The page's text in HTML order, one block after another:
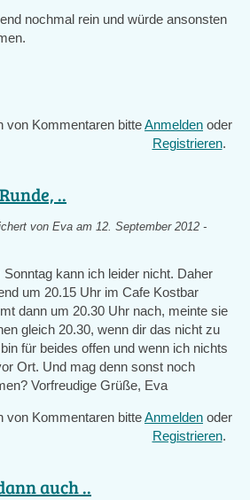
nochmal rein und würde ansonsten
von Kommentaren bitteAnmelden oder
Registrieren.
..
von Eva am 12. September 2012 -
kann ich leider nicht. Daher
um 20.15 Uhr im Cafe Kostbar
dann um 20.30 Uhr nach, meinte sie
gleich 20.30, wenn dir das nicht zu
für beides offen und wenn ich nichts
Ort. Und mag denn sonst noch
Vorfreudige Grüße, Eva
von Kommentaren bitteAnmelden oder
Registrieren.
auch ..